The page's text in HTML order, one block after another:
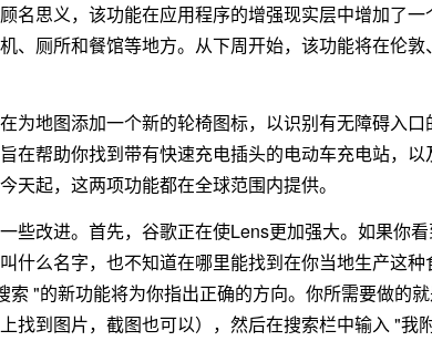
名思义，该功能在应用程序的增强现实层中增加了
、厕所和餐馆等地方。从下周开始，该功能将在伦
为地图添加一个新的轮椅图标，以识别有无障碍入
在帮助你找到带有快速充电插头的电动车充电站，
天起，这两项功能都在全球范围内提供。
些改进。首先，谷歌正在使Lens更加强大。如果你
什么名字，也不知道在哪里能找到在你当地生产这
索 "的新功能将为你指出正确的方向。你所需要做的
找到图片，截图也可以），然后在搜索栏中输入 "我